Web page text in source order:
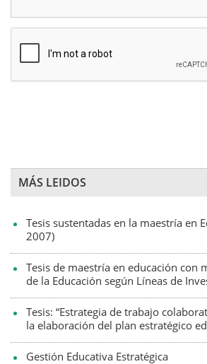
MÁS LEIDOS
Tesis sustentadas en la maestría en
2007)
Tesis de maestría en educación con
de la Educación según Líneas de
Tesis: “Estrategia de trabajo
la elaboración del plan estratégico
Gestión Educativa Estratégica